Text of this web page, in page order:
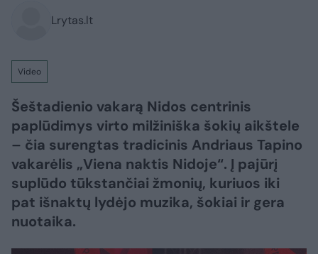
Lrytas.lt
Video
Šeštadienio vakarą Nidos centrinis
paplūdimys virto milžiniška šokių aikštele
– čia surengtas tradicinis Andriaus Tapino
vakarėlis „Viena naktis Nidoje“. Į pajūrį
suplūdo tūkstančiai žmonių, kuriuos iki
pat išnaktų lydėjo muzika, šokiai ir gera
nuotaika.